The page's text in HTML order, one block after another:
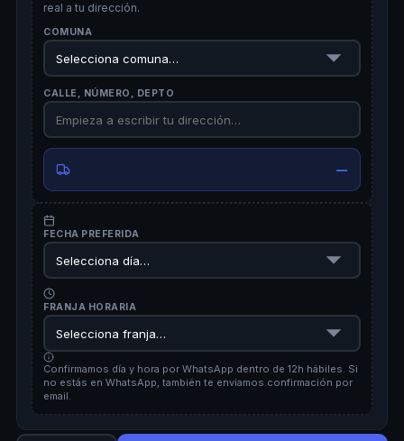
real a tu dirección.
COMUNA
CALLE, NÚMERO, DEPTO
—
FECHA PREFERIDA
FRANJA HORARIA
Confirmamos día y hora por WhatsApp dentro de 12h hábiles. Si
no estás en WhatsApp, también te enviamos confirmación por
email.